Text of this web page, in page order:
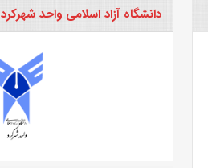
دانشگاه آزاد اسلامی واحد شهرکرد